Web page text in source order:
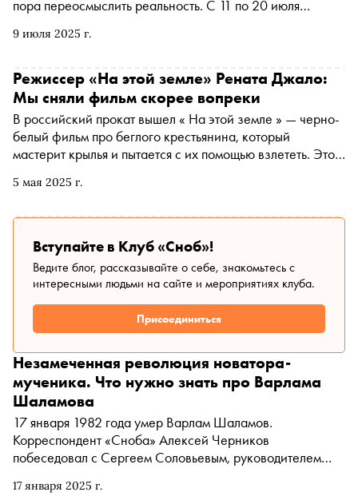
9 июля 2025 г.
пора переосмыслить реальность. С 11 по 20 июля
пикник в культурный триатлон: от виброфонов и драм на
и лекций о цифровом родительстве. Это тот случай,
когда формат «все и сразу» не раздражает, а
неожиданно радует
5 мая 2025 г.
Режиссер «На этой земле» Рената Джало:
Мы сняли фильм скорее вопреки
В российский прокат вышел « На этой земле » — черно-
белый фильм про беглого крестьянина, который
мастерит крылья и пытается с их помощью взлететь. Это
Премьера фильма, продюсером которого стал Алексей
его отобрали в программу Bright Future на фестивале в
Роттердаме. Катя Загвоздкина поговорила с
режиссером о сложном съемочном процессе,
сравнениях с Тарковским и тяге человека к полету
Вступайте в Клуб «Сноб»!
Ведите блог, рассказывайте о себе, знакомьтесь с
интересными людьми на сайте и мероприятиях клуба.
Присоединиться
17 января 2025 г.
Незамеченная революция новатора-
мученика. Что нужно знать про Варлама
Шаламова
17 января 1982 года умер Варлам Шаламов.
Корреспондент «Сноба» Алексей Черников
побеседовал с Сергеем Соловьевым, руководителем